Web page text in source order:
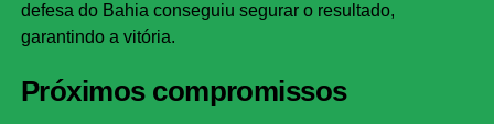
defesa do Bahia conseguiu segurar o resultado,
garantindo a vitória.
Próximos compromissos